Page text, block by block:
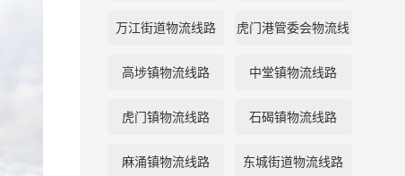
万江街道物流线路 虎门港管委会物流线
路
高埗镇物流线路 中堂镇物流线路
虎门镇物流线路 石碣镇物流线路
麻涌镇物流线路 东城街道物流线路